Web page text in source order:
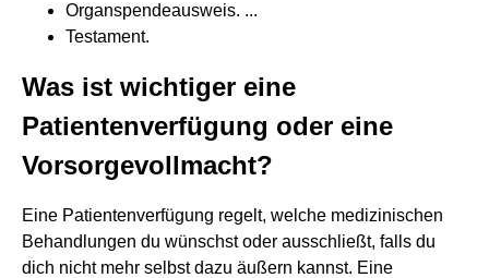
Organspendeausweis. ...
Testament.
Was ist wichtiger eine
Patientenverfügung oder eine
Vorsorgevollmacht?
Eine Patientenverfügung regelt, welche medizinischen
Behandlungen du wünschst oder ausschließt, falls du
dich nicht mehr selbst dazu äußern kannst. Eine